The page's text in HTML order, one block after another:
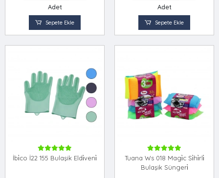
Adet
Sepete Ekle
Adet
Sepete Ekle
İbi̇co İ22 155 Bulaşik Eldi̇veni̇
Tuana Ws 018 Magi̇c Si̇hi̇rli̇
Bulaşik Süngeri̇